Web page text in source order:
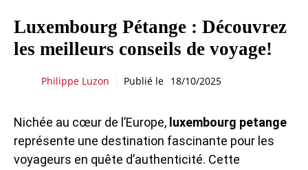
Luxembourg Pétange : Découvrez
les meilleurs conseils de voyage!
Philippe Luzon Publié le 18/10/2025
Nichée au cœur de l’Europe, luxembourg petange
représente une destination fascinante pour les
voyageurs en quête d’authenticité. Cette